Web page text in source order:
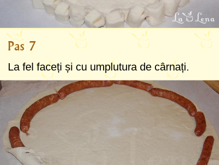
Pas 7
La fel faceți și cu umplutura de cârnați.